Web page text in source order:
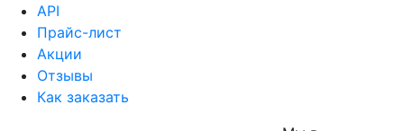
API
Прайс-лист
Акции
Отзывы
Как заказать